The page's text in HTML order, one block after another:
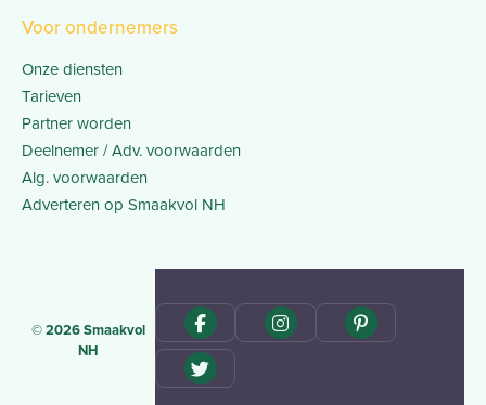
Voor ondernemers
Onze diensten
Tarieven
Partner worden
Deelnemer / Adv. voorwaarden
Alg. voorwaarden
Adverteren op Smaakvol NH
© 2026 Smaakvol
NH